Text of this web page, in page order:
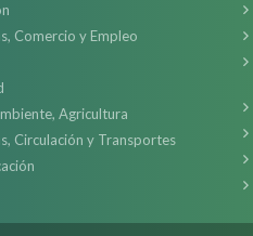
Comercio y Empleo
Agricultura
Circulación y Transportes